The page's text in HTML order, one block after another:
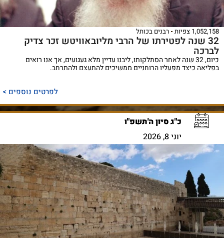
1,052,158 צפיות רבנים בכותל
32 שנה לפטירתו של הרבי מליובאוויטש זכר צדיק
לברכה
כיום, 32 שנה לאחר הסתלקותו, ליבנו עדיין מלא געגועים, אך אנו רואים
בפליאה כיצד מפעליו הרוחניים ממשיכים להתעצם ולהתרחב.
לפרטים נוספים >
כ"ג סיון ה'תשפ"ו
יוני 8, 2026